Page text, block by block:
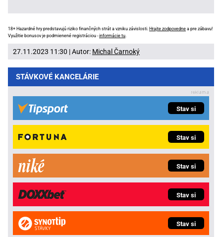
18+ Hazardné hry predstavujú riziko finančných strát a vzniku závislosti. Hrajte zodpovedne a pre zábavu!
Využitie bonusov je podmienené registráciou -informácie tu.
27.11.2023 11:30 | Autor: Michal Čarnoký
STÁVKOVÉ KANCELÁRIE
Stav si
Stav si
Stav si
Stav si
Stav si